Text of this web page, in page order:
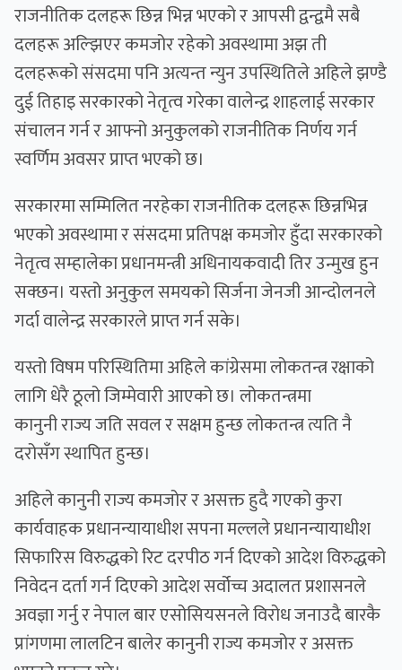
राजनीतिक दलहरू छिन्न भिन्न भएको र आपसी द्वन्द्वमै सबै
दलहरू अल्झिएर कमजोर रहेको अवस्थामा अझ ती
दलहरूको संसदमा पनि अत्यन्त न्युन उपस्थितिले अहिले झण्डै
दुई तिहाइ सरकारको नेतृत्व गरेका वालेन्द्र शाहलाई सरकार
संचालन गर्न र आफ्नो अनुकुलको राजनीतिक निर्णय गर्न
स्वर्णिम अवसर प्राप्त भएको छ।
सरकारमा सम्मिलित नरहेका राजनीतिक दलहरू छिन्नभिन्न
भएको अवस्थामा र संसदमा प्रतिपक्ष कमजोर हुँदा सरकारको
नेतृत्व सम्हालेका प्रधानमन्त्री अधिनायकवादी तिर उन्मुख हुन
सक्छन। यस्तो अनुकुल समयको सिर्जना जेनजी आन्दोलनले
गर्दा वालेन्द्र सरकारले प्राप्त गर्न सके।
यस्तो विषम परिस्थितिमा अहिले कांग्रेसमा लोकतन्त्र रक्षाको
लागि धेरै ठूलो जिम्मेवारी आएको छ। लोकतन्त्रमा
कानुनी राज्य जति सवल र सक्षम हुन्छ लोकतन्त्र त्यति नै
दरोसँग स्थापित हुन्छ।
अहिले कानुनी राज्य कमजोर र असक्त हुदै गएको कुरा
कार्यवाहक प्रधानन्यायाधीश सपना मल्लले प्रधानन्यायाधीश
सिफारिस विरुद्धको रिट दरपीठ गर्न दिएको आदेश विरुद्धको
निवेदन दर्ता गर्न दिएको आदेश सर्वोच्च अदालत प्रशासनले
अवज्ञा गर्नु र नेपाल बार एसोसियसनले विरोध जनाउदै बारकै
प्रांगणमा लालटिन बालेर कानुनी राज्य कमजोर र असक्त